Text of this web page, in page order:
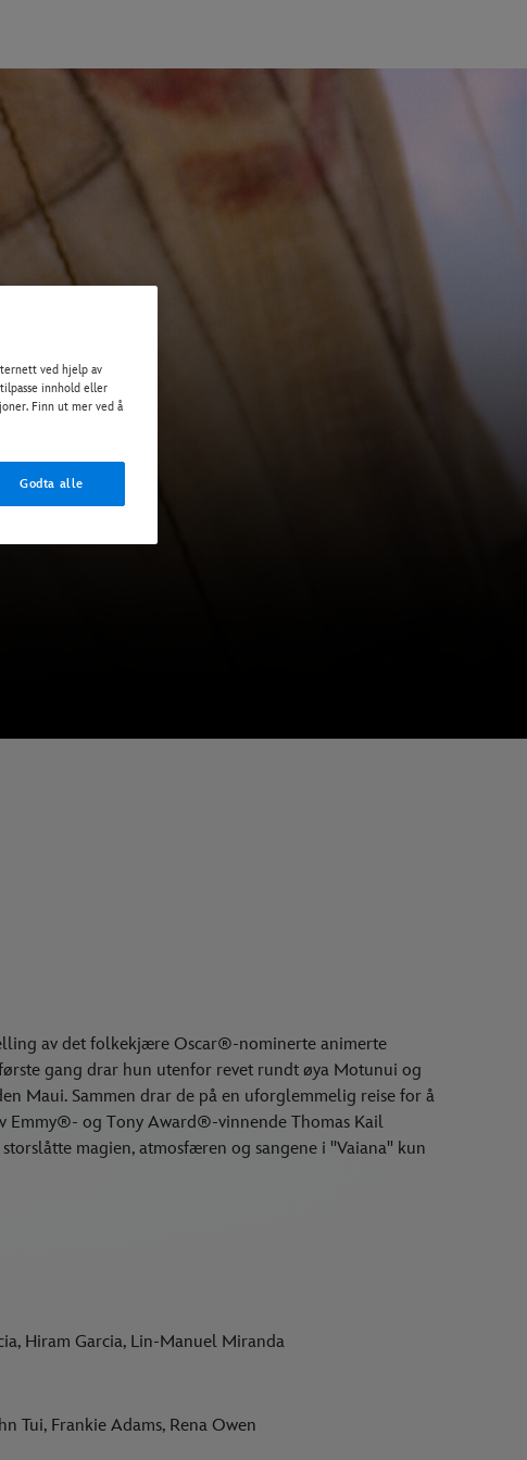
av det folkekjære Oscar®-nominerte animerte
gang drar hun utenfor revet rundt øya Motunui og
Maui. Sammen drar de på en uforglemmelig reise for å
Emmy®- og Tony Award®-vinnende Thomas Kail
magien, atmosfæren og sangene i "Vaiana" kun
Hiram Garcia, Lin-Manuel Miranda
Tui, Frankie Adams, Rena Owen
ved hjelp av
innhold eller
Finn ut mer ved å
Godta alle